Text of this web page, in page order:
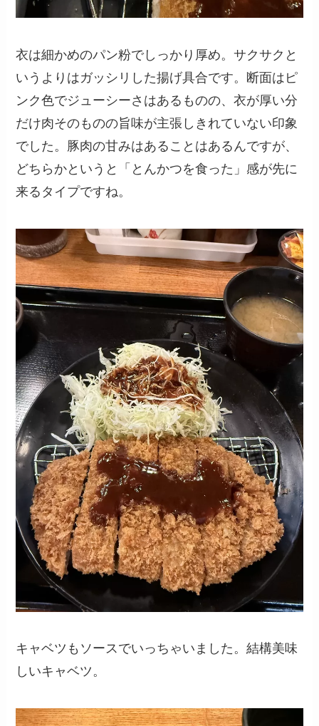
衣は細かめのパン粉でしっかり厚め。サクサクと
いうよりはガッシリした揚げ具合です。断面はピ
ンク色でジューシーさはあるものの、衣が厚い分
だけ肉そのものの旨味が主張しきれていない印象
でした。豚肉の甘みはあることはあるんですが、
どちらかというと「とんかつを食った」感が先に
来るタイプですね。
キャベツもソースでいっちゃいました。結構美味
しいキャベツ。